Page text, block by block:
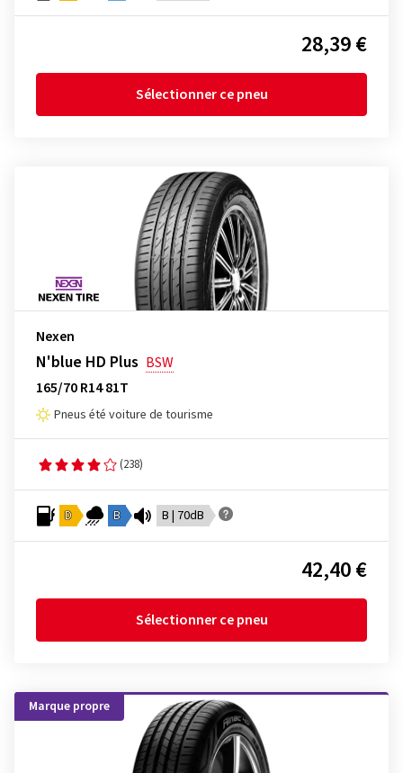
28,39 €
Sélectionner ce pneu
Nexen
N'blue HD Plus BSW
165/70 R14 81T
Pneus été voiture de tourisme
(238)
D B B | 70dB
42,40 €
Sélectionner ce pneu
Marque propre